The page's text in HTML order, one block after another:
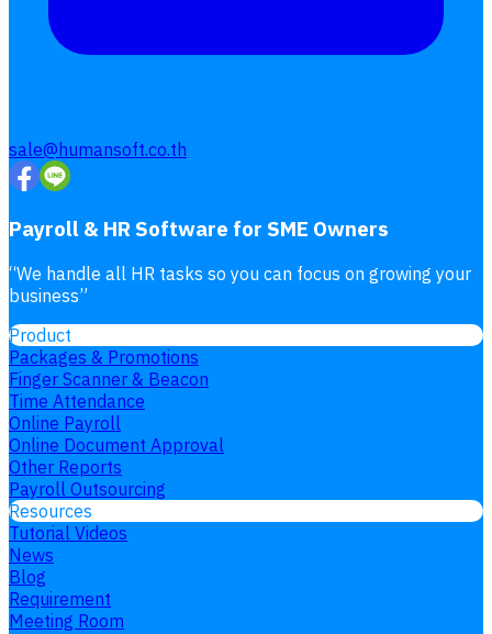
sale@humansoft.co.th
Payroll & HR Software for SME Owners
“We handle all HR tasks so you can focus on growing your
business”
Product
Packages & Promotions
Finger Scanner & Beacon
Time Attendance
Online Payroll
Online Document Approval
Other Reports
Payroll Outsourcing
Resources
Tutorial Videos
News
Blog
Requirement
Meeting Room